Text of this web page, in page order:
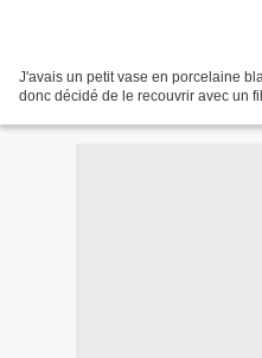
J'avais un petit vase en porcelaine
donc décidé de le recouvrir avec un